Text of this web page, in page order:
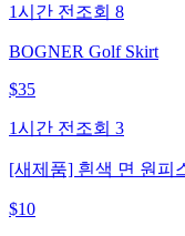
1시간 전 조회 8
BOGNER Golf Skirt
$35
1시간 전 조회 3
[새제품] 흰색 면 원피
$10